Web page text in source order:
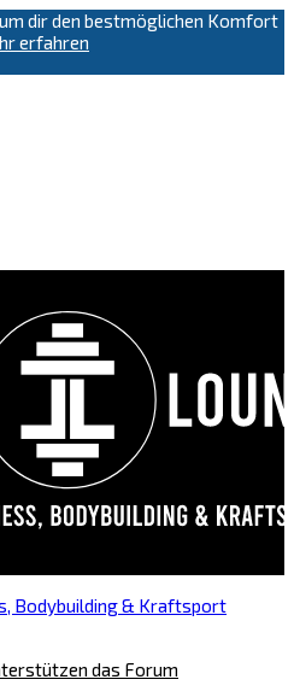
dir den bestmöglichen Komfort
erfahren
Bodybuilding & Kraftsport
das Forum